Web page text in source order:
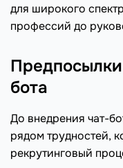
для широкого
профессий до
бота
До внедрения чат-
рядом трудностей,
рекрутинговый